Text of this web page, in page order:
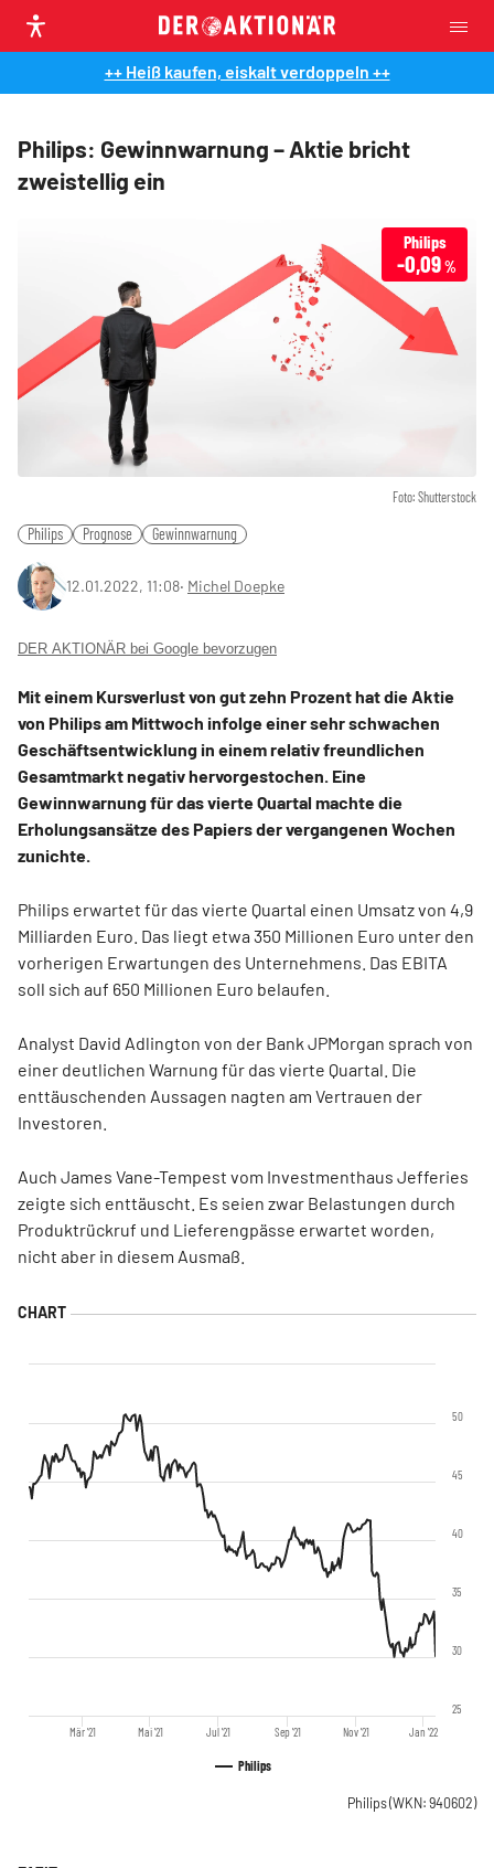
++ Heiß kaufen, eiskalt verdoppeln ++
Philips: Gewinnwarnung – Aktie bricht
zweistellig ein
Foto: Shutterstock
Philips
-0,09%
Philips Prognose Gewinnwarnung
12.01.2022, 11:08‧ Michel Doepke
DER AKTIONÄR bei Google bevorzugen
Mit einem Kursverlust von gut zehn Prozent hat die Aktie
von Philips am Mittwoch infolge einer sehr schwachen
Geschäftsentwicklung in einem relativ freundlichen
Gesamtmarkt negativ hervorgestochen. Eine
Gewinnwarnung für das vierte Quartal machte die
Erholungsansätze des Papiers der vergangenen Wochen
zunichte.
Philips erwartet für das vierte Quartal einen Umsatz von 4,9
Milliarden Euro. Das liegt etwa 350 Millionen Euro unter den
vorherigen Erwartungen des Unternehmens. Das EBITA
soll sich auf 650 Millionen Euro belaufen.
Analyst David Adlington von der Bank JPMorgan sprach von
einer deutlichen Warnung für das vierte Quartal. Die
enttäuschenden Aussagen nagten am Vertrauen der
Investoren.
Auch James Vane-Tempest vom Investmenthaus Jefferies
zeigte sich enttäuscht. Es seien zwar Belastungen durch
Produktrückruf und Lieferengpässe erwartet worden,
nicht aber in diesem Ausmaß.
Philips
Mär '21 Mai '21 Jul '21 Sep '21 Nov '21 Jan '22
25
30
35
40
45
50
Philips(WKN: 940602)